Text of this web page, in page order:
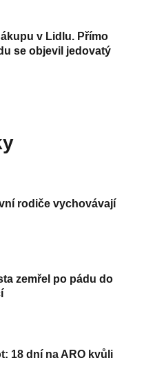
v Lidlu. Přímo
se objevil jedovatý
rodiče vychovávají
zemřel po pádu do
18 dní na ARO kvůli